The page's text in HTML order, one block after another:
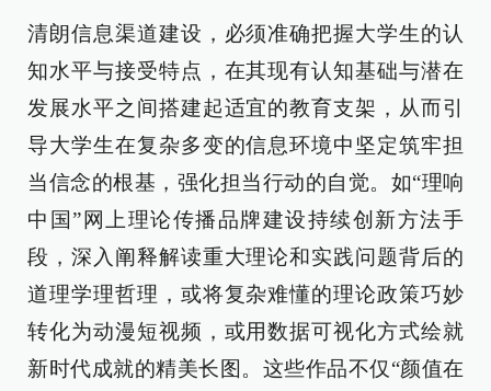
清朗信息渠道建设，必须准确把握大学生的认
知水平与接受特点，在其现有认知基础与潜在
发展水平之间搭建起适宜的教育支架，从而引
导大学生在复杂多变的信息环境中坚定筑牢担
当信念的根基，强化担当行动的自觉。如“理响
中国”网上理论传播品牌建设持续创新方法手
段，深入阐释解读重大理论和实践问题背后的
道理学理哲理，或将复杂难懂的理论政策巧妙
转化为动漫短视频，或用数据可视化方式绘就
新时代成就的精美长图。这些作品不仅“颜值在